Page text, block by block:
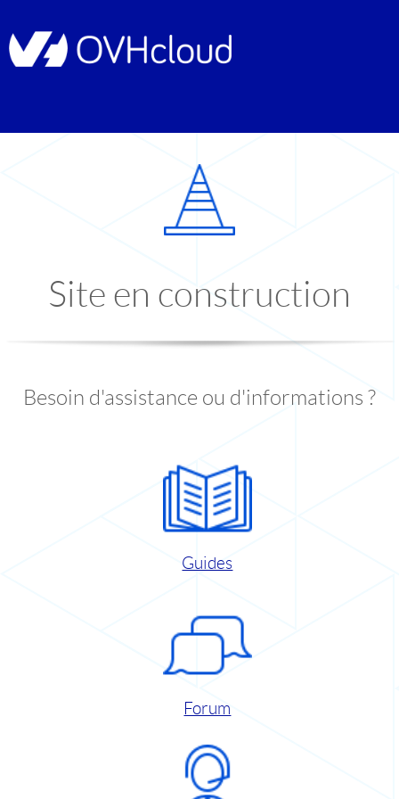
Site en construction
Besoin d'assistance ou d'informations ?
Guides
Forum